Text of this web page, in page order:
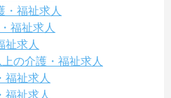
・福祉求人
福祉求人
祉求人
の介護・福祉求人
福祉求人
福祉求人